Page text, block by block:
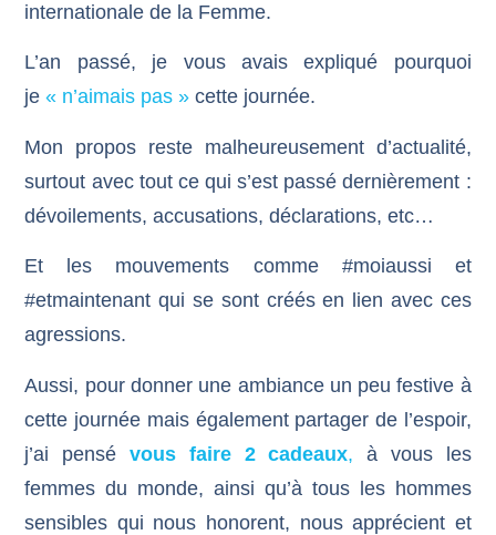
internationale de la Femme.
L’an passé, je vous avais expliqué pourquoi
je« n’aimais pas » cette journée.
Mon propos reste malheureusement d’actualité,
surtout avec tout ce qui s’est passé dernièrement :
dévoilements, accusations, déclarations, etc…
Et les mouvements comme #moiaussi et
#etmaintenant qui se sont créés en lien avec ces
agressions.
Aussi, pour donner une ambiance un peu festive à
cette journée mais également partager de l’espoir,
j’ai pensé vous faire 2 cadeaux, à vous les
femmes du monde, ainsi qu’à tous les hommes
sensibles qui nous honorent, nous apprécient et